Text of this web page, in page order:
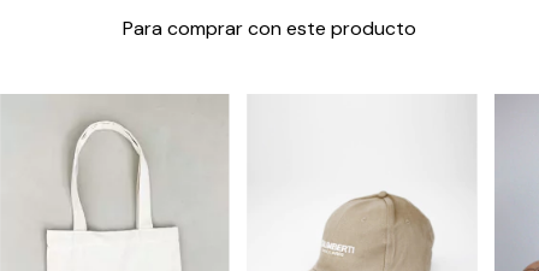
Para comprar con este producto